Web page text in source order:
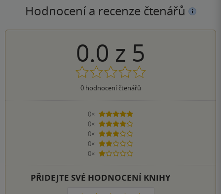
Hodnocení a recenze čtenářů
0.0 z 5
0hodnocení čtenářů
0×
5 hvězdiček
0×
4 hvězdičky
0×
3 hvězdičky
0×
2 hvězdičky
0×
1 hvezdička
PŘIDEJTE SVÉ HODNOCENÍ KNIHY